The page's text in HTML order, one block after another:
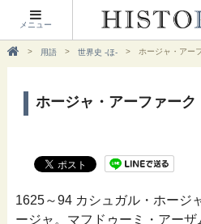
メニュー
用語 世界史 -ほ- ホージャ・アー
ホージャ・アーファーク
1625～94 カシュガル・ホージ
ージャ。マフドゥーミ・アー